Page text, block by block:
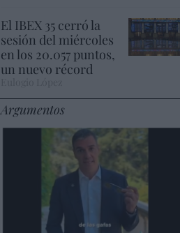
El IBEX 35 cerró la
sesión del miércoles
en los 20.057 puntos,
un nuevo récord
Argumentos